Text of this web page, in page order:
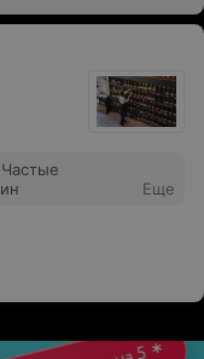
Еще